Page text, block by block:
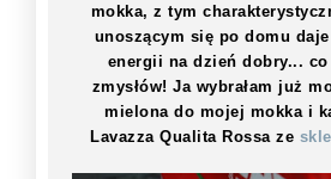
mokka, z tym
unoszącym się po domu
energii na dzień dobry...
zmysłów! Ja wybrałam już
mielona do mojej mokka i
Lavazza Qualita Rossa ze